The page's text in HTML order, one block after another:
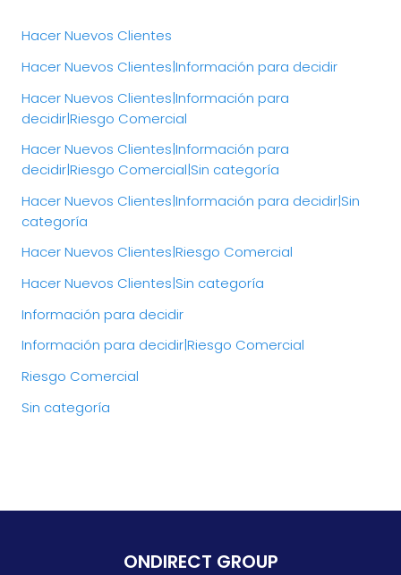
Hacer Nuevos Clientes
Hacer Nuevos Clientes|Información para decidir
Hacer Nuevos Clientes|Información para
decidir|Riesgo Comercial
Hacer Nuevos Clientes|Información para
decidir|Riesgo Comercial|Sin categoría
Hacer Nuevos Clientes|Información para decidir|Sin
categoría
Hacer Nuevos Clientes|Riesgo Comercial
Hacer Nuevos Clientes|Sin categoría
Información para decidir
Información para decidir|Riesgo Comercial
Riesgo Comercial
Sin categoría
ONDIRECT GROUP